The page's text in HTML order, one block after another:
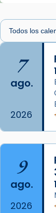
1
Memòria
partir de
que les
eterna”)
frare
que les
Mataró
...Ver más
Foto
View on
7
ago.
2026
9
ago.
2026